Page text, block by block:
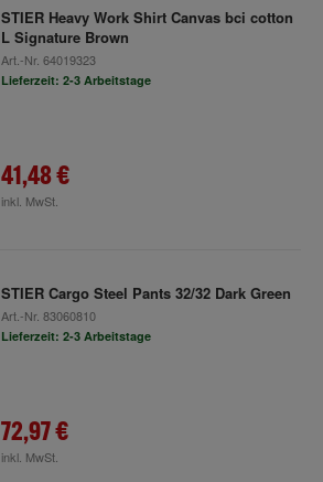
STIER Heavy Work Shirt Canvas bci cotton
L Signature Brown
Art.-Nr. 64019323
Lieferzeit: 2-3 Arbeitstage
41,48 €
inkl. MwSt.
STIER Cargo Steel Pants 32/32 Dark Green
Art.-Nr. 83060810
Lieferzeit: 2-3 Arbeitstage
72,97 €
inkl. MwSt.